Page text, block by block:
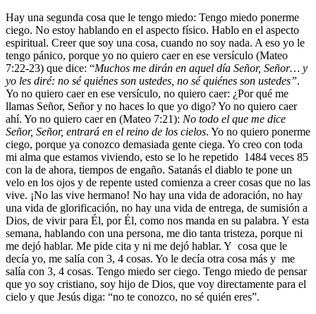
Hay una segunda cosa que le tengo miedo: Tengo miedo ponerme
ciego. No estoy hablando en el aspecto físico. Hablo en el aspecto
espiritual. Creer que soy una cosa, cuando no soy nada. A eso yo le
tengo pánico, porque yo no quiero caer en ese versículo (Mateo
7:22-23) que dice: “Muchos me dirán en aquel día Señor, Señor… y
yo les diré: no sé quiénes son ustedes, no sé quiénes son ustedes”.
Yo no quiero caer en ese versículo, no quiero caer: ¿Por qué me
llamas Señor, Señor y no haces lo que yo digo? Yo no quiero caer
ahí. Yo no quiero caer en (Mateo 7:21): No todo el que me dice
Señor, Señor, entrará en el reino de los cielos. Yo no quiero ponerme
ciego, porque ya conozco demasiada gente ciega. Yo creo con toda
mi alma que estamos viviendo, esto se lo he repetido 1484 veces 85
con la de ahora, tiempos de engaño. Satanás el diablo te pone un
velo en los ojos y de repente usted comienza a creer cosas que no las
vive. ¡No las vive hermano! No hay una vida de adoración, no hay
una vida de glorificación, no hay una vida de entrega, de sumisión a
Dios, de vivir para Él, por Él, como nos manda en su palabra. Y esta
semana, hablando con una persona, me dio tanta tristeza, porque ni
me dejó hablar. Me pide cita y ni me dejó hablar. Y cosa que le
decía yo, me salía con 3, 4 cosas. Yo le decía otra cosa más y me
salía con 3, 4 cosas. Tengo miedo ser ciego. Tengo miedo de pensar
que yo soy cristiano, soy hijo de Dios, que voy directamente para el
cielo y que Jesús diga: “no te conozco, no sé quién eres”.